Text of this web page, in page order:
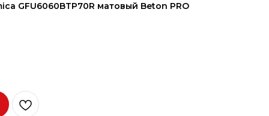
GFU6060BTP70R матовый Beton PRO